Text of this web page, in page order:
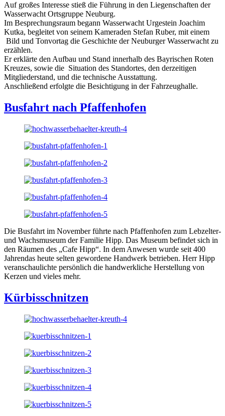
Auf großes Interesse stieß die Führung in den Liegenschaften der
Wasserwacht Ortsgruppe Neuburg.
Im Besprechungsraum begann Wasserwacht Urgestein Joachim
Kutka, begleitet von seinem Kameraden Stefan Ruber, mit einem
Bild und Tonvortag die Geschichte der Neuburger Wasserwacht zu
erzählen.
Er erklärte den Aufbau und Stand innerhalb des Bayrischen Roten
Kreuzes, sowie die Situation des Standortes, den derzeitigen
Mitgliederstand, und die technische Ausstattung.
Anschließend erfolgte die Besichtigung in der Fahrzeughalle.
Busfahrt nach Pfaffenhofen
Die Busfahrt im November führte nach Pfaffenhofen zum Lebzelter-
und Wachsmuseum der Familie Hipp. Das Museum befindet sich in
den Räumen des „Cafe Hipp“. In dem Anwesen wurde seit 400
Jahrendas heute selten gewordene Handwerk betrieben. Herr Hipp
veranschaulichte persönlich die handwerkliche Herstellung von
Kerzen und vieles mehr.
Kürbisschnitzen